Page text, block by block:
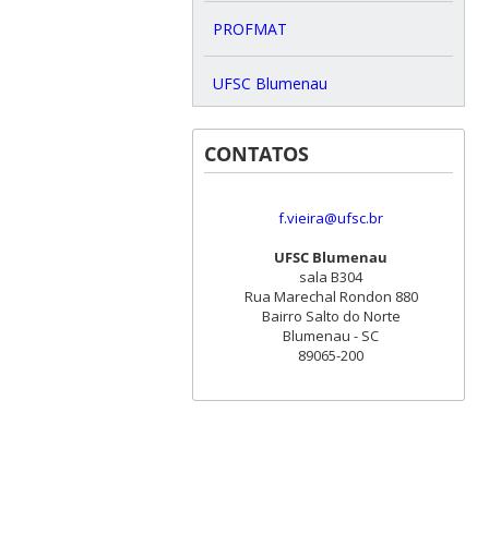
PROFMAT
UFSC Blumenau
CONTATOS
f.vieira@ufsc.br
UFSC Blumenau
sala B304
Rua Marechal Rondon 880
Bairro Salto do Norte
Blumenau - SC
89065-200